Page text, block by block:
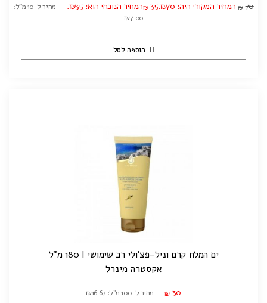
₪ 70 המחיר המקורי היה: ₪70. ₪ 35 המחיר הנוכחי הוא: ₪35.
מחיר ל-10 מ"ל:
₪7.00
הוספה לסל
ים המלח קרם וניל-פצ'ולי רב שימושי | 180 מ"ל
אקסטרה מינרל
₪ 30 מחיר ל-100 מ"ל: ₪16.67